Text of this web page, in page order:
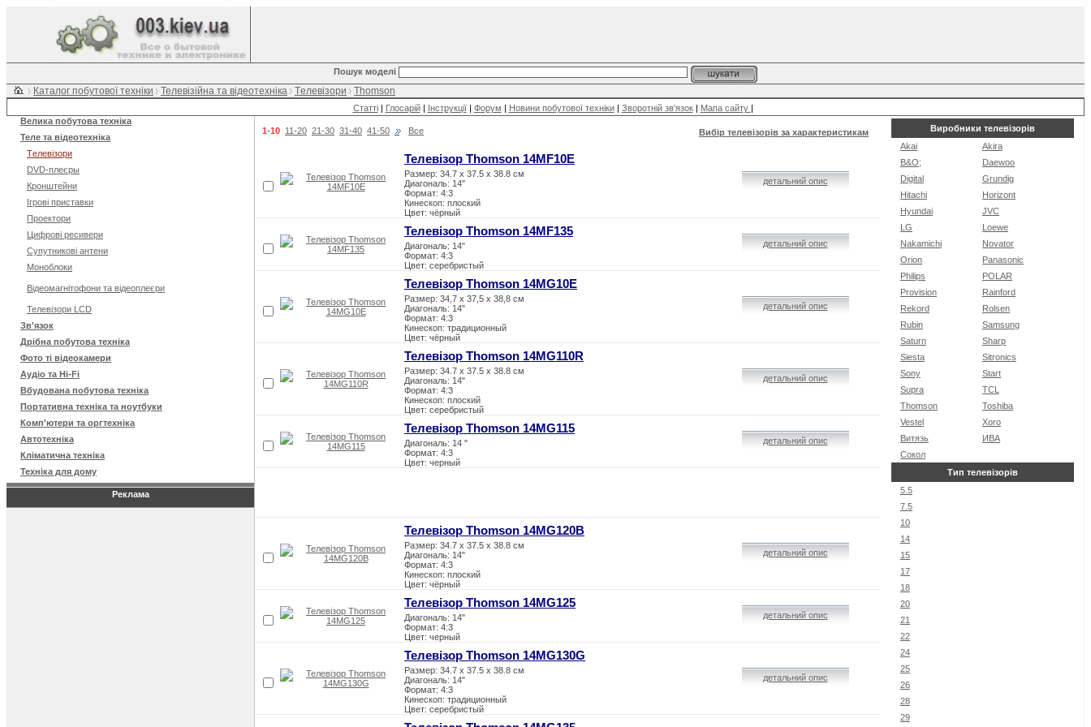
Пошук моделі
Каталог побутової техніки Телевізійна та відеотехніка Tелевізори Thomson
Статті| Глосарій| Інструкції| Форум | Новини побутової техніки| Зворотній зв'язок| Мапа сайту |
Велика побутова техніка
Теле та відеотехніка
Tелевізори
DVD-плеєры
Кронштейни
Ігрові приставки
Проектори
Цифрові ресивери
Супутникові антени
Моноблоки
Відеомагнітофони та відеоплеєри
Телевізори LCD
Зв'язок
Дрібна побутова техніка
Фото ті відеокамери
Аудіо та Hi-Fi
Вбудована побутова техніка
Портативна техніка та ноутбуки
Комп'ютери та оргтехніка
Автотехніка
Кліматична техніка
Техніка для дому
Реклама
1-10 11-20 21-30 31-40 41-50 Все Вибір телевізорів за характеристикам
Телевізор Thomson 14MF10E
Размер: 34.7 x 37.5 x 38.8 см
Диагональ: 14"
Формат: 4:3
Кинескоп: плоский
Цвет: чёрный
детальний опис
Телевізор Thomson 14MF135
Диагональ: 14"
Формат: 4:3
Цвет: серебристый
детальний опис
Телевізор Thomson 14MG10E
Размер: 34,7 x 37,5 x 38,8 см
Диагональ: 14"
Формат: 4:3
Кинескоп: традиционный
Цвет: чёрный
детальний опис
Телевізор Thomson 14MG110R
Размер: 34.7 x 37.5 x 38.8 см
Диагональ: 14"
Формат: 4:3
Кинескоп: плоский
Цвет: серебристый
детальний опис
Телевізор Thomson 14MG115
Диагональ: 14 "
Формат: 4:3
Цвет: черный
детальний опис
Телевізор Thomson 14MG120B
Размер: 34.7 x 37.5 x 38.8 см
Диагональ: 14"
Формат: 4:3
Кинескоп: плоский
Цвет: чёрный
детальний опис
Телевізор Thomson 14MG125
Диагональ: 14"
Формат: 4:3
Цвет: черный
детальний опис
Телевізор Thomson 14MG130G
Размер: 34.7 x 37.5 x 38.8 см
Диагональ: 14"
Формат: 4:3
Кинескоп: традиционный
Цвет: серебристый
детальний опис
Виробники телевізорів
Akai
Akira
B&O;
Daewoo
Digital
Grundig
Hitachi
Horizont
Hyundai
JVC
LG
Loewe
Nakamichi
Novator
Orion
Panasonic
Philips
POLAR
Provision
Rainford
Rekord
Rolsen
Rubin
Samsung
Saturn
Sharp
Siesta
Sitronics
Sony
Start
Supra
TCL
Thomson
Toshiba
Vestel
Xoro
Витязь
ИВА
Сокол
Тип телевізорів
5.5
7.5
10
14
15
17
18
20
21
22
24
25
26
28
29